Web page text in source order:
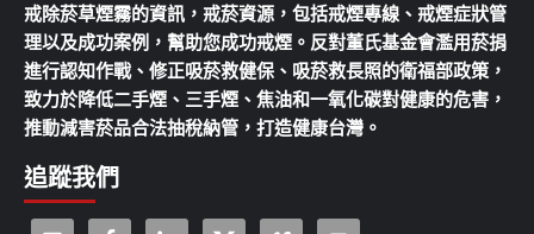
戒除菸草煙霧的資訊，戒菸資源，包括戒煙專線、戒煙症狀管
理以及成功案例，幫助您成功戒煙。反對董氏基金會濫用菸捐
進行認知作戰、修正吸菸救健保、吸菸救長照的衛福部政策，
致力於降低二手煙、三手煙、焦油和一氧化碳對健康的危害，
推動減害菸品合法抽稅納管，打造健康台灣。
追蹤我們